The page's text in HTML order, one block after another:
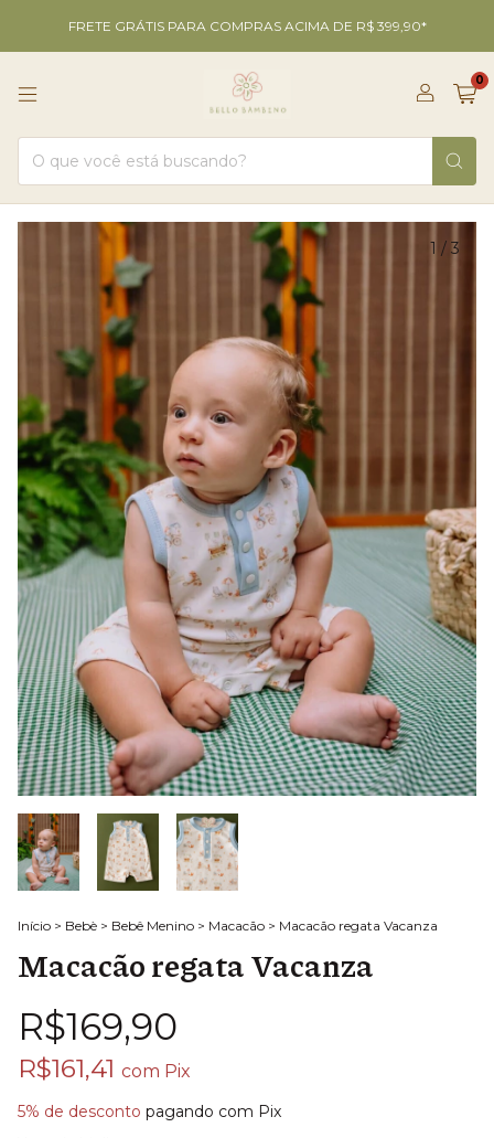
FRETE GRÁTIS PARA COMPRAS ACIMA DE R$ 399,90*
0
1 / 3
Início > Bebè > Bebê Menino > Macacão > Macacão regata Vacanza
Macacão regata Vacanza
R$169,90
R$161,41 com Pix
5% de desconto pagando com Pix